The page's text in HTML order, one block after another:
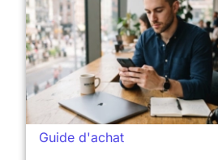
Guide d'achat